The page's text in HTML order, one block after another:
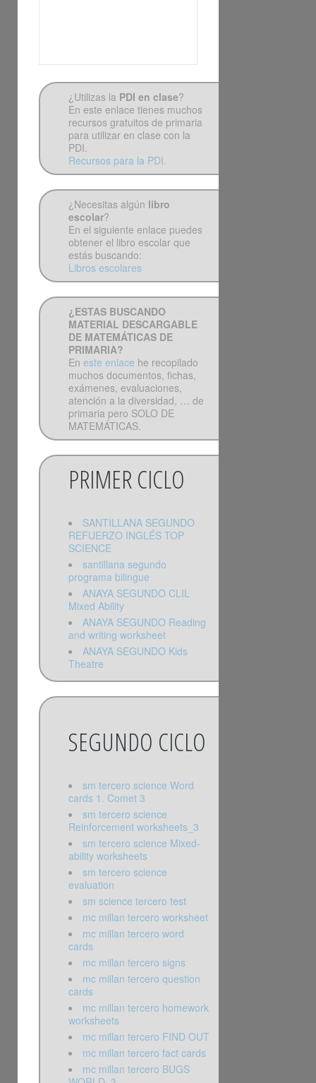
¿Utilizas la PDI en clase?
En este enlace tienes muchos
recursos gratuitos de primaria
para utilizar en clase con la
PDI.
Recursos para la PDI.
¿Necesitas algún libro
escolar?
En el siguiente enlace puedes
obtener el libro escolar que
estás buscando:
Libros escolares
¿ESTAS BUSCANDO
MATERIAL DESCARGABLE
DE MATEMÁTICAS DE
PRIMARIA?
En este enlace he recopilado
muchos documentos, fichas,
exámenes, evaluaciones,
atención a la diversidad, … de
primaria pero SOLO DE
MATEMÁTICAS.
PRIMER CICLO
SANTILLANA SEGUNDO
REFUERZO INGLÉS TOP
SCIENCE
santillana segundo
programa bilingue
ANAYA SEGUNDO CLIL
Mixed Ability
ANAYA SEGUNDO Reading
and writing worksheet
ANAYA SEGUNDO Kids
Theatre
SEGUNDO CICLO
sm tercero science Word
cards 1. Comet 3
sm tercero science
Reinforcement worksheets_3
sm tercero science Mixed-
ability worksheets
sm tercero science
evaluation
sm science tercero test
mc millan tercero worksheet
mc millan tercero word
cards
mc millan tercero signs
mc millan tercero question
cards
mc millan tercero homework
worksheets
mc millan tercero FIND OUT
mc millan tercero fact cards
mc millan tercero BUGS